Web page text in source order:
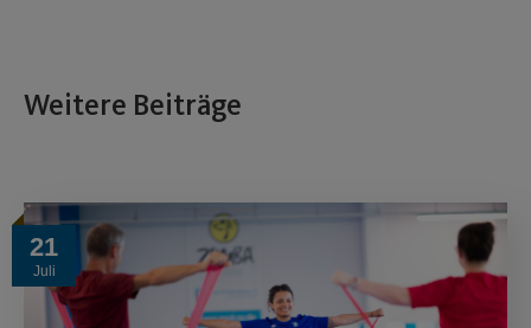
Weitere Beiträge
21
Juli